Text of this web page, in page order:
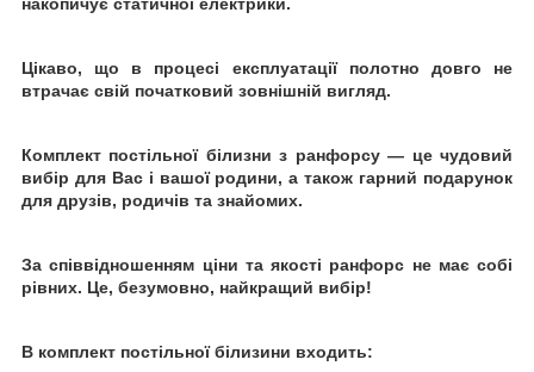
Цікаво, що в процесі експлуатації полотно довго не
втрачає свій початковий зовнішній вигляд.
Комплект постільної білизни з ранфорсу ― це чудовий
вибір для Вас і вашої родини, а також гарний подарунок
для друзів, родичів та знайомих.
За співвідношенням ціни та якості ранфорс не має собі
рівних. Це, безумовно, найкращий вибір!
В комплект постільної білизини входить: